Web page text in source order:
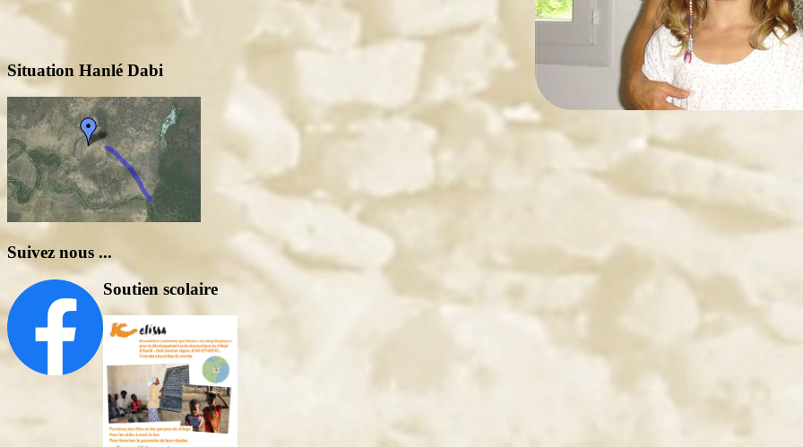
Situation Hanlé Dabi
Suivez nous ...
Soutien scolaire